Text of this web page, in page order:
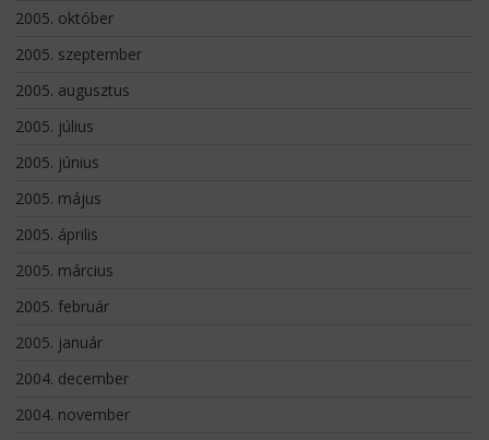
2005. október
2005. szeptember
2005. augusztus
2005. július
2005. június
2005. május
2005. április
2005. március
2005. február
2005. január
2004. december
2004. november